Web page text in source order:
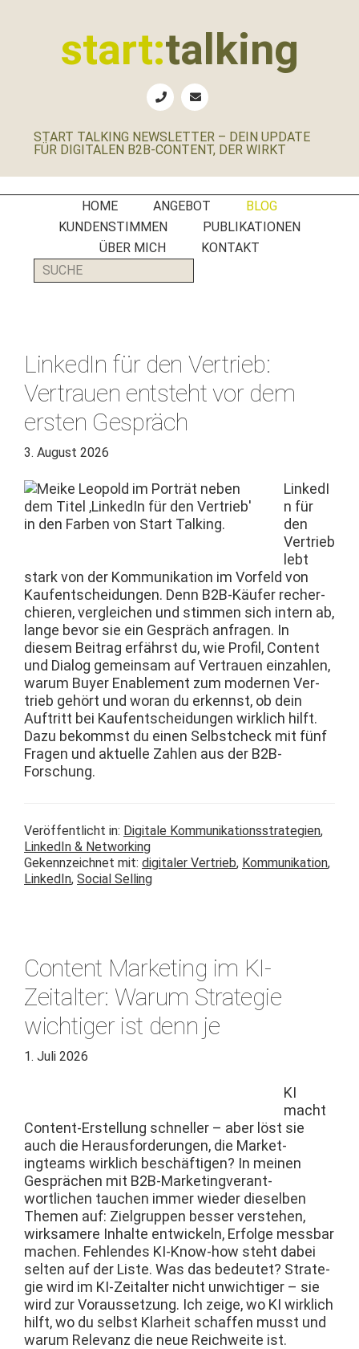
start:talking
B2B-
Social
Media
Manager
PR-
Agenturen
START TALKING NEWSLETTER – DEIN UPDATE
FÜR DIGITALEN B2B-CONTENT, DER WIRKT
HOME ANGEBOT
BLOG
KUNDENSTIMMEN
PUBLIKATIONEN
ÜBER MICH
KONTAKT
SUCHE
LinkedIn für den Vertrieb:
Vertrauen entsteht vor dem
ersten Gespräch
3. August 2026
LinkedI
n für
den
Ver­trieb
lebt
stark von der Kom­mu­nika­tion im Vor­feld von
Kaufentschei­dun­gen. Denn B2B-Käufer recher­
chieren, ver­gle­ichen und stim­men sich intern ab,
lange bevor sie ein Gespräch anfra­gen. In
diesem Beitrag erfährst du, wie Pro­fil, Con­tent
und Dia­log gemein­sam auf Ver­trauen ein­zahlen,
warum Buy­er Enable­ment zum mod­er­nen Ver­
trieb gehört und woran du erkennst, ob dein
Auftritt bei Kaufentschei­dun­gen wirk­lich hil­ft.
Dazu bekommst du einen Selb­stcheck mit fünf
Fra­gen und aktuelle Zahlen aus der B2B-
Forschung.
Veröffentlicht in: Digitale Kommunikationsstrategien,
LinkedIn & Networking
Gekennzeichnet mit: digitaler Vertrieb, Kommunikation,
LinkedIn, Social Selling
Content Marketing im KI-
Zeitalter: Warum Strategie
wichtiger ist denn je
1. Juli 2026
KI
macht
Con­tent-Erstel­lung schneller – aber löst sie
auch die Her­aus­forderun­gen, die Mar­ket­
ingteams wirk­lich beschäfti­gen? In meinen
Gesprächen mit B2B-Mar­ket­ingver­ant­
wortlichen tauchen immer wieder diesel­ben
The­men auf: Ziel­grup­pen bess­er ver­ste­hen,
wirk­samere Inhalte entwick­eln, Erfolge mess­bar
machen. Fehlen­des KI-Know-how ste­ht dabei
sel­ten auf der Liste. Was das bedeutet? Strate­
gie wird im KI-Zeital­ter nicht unwichtiger – sie
wird zur Voraus­set­zung. Ich zeige, wo KI wirk­lich
hil­ft, wo du selb­st Klarheit schaf­fen musst und
warum Rel­e­vanz die neue Reich­weite ist.